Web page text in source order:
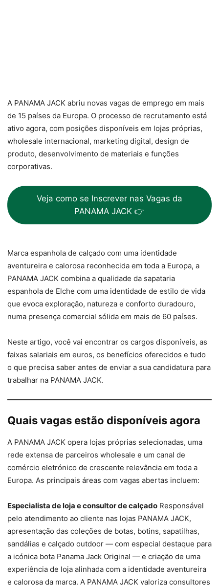
A PANAMA JACK abriu novas vagas de emprego em mais
de 15 países da Europa. O processo de recrutamento está
ativo agora, com posições disponíveis em lojas próprias,
wholesale internacional, marketing digital, design de
produto, desenvolvimento de materiais e funções
corporativas.
Veja como se Inscrever nas Vagas da
PANAMA JACK 👉
Marca espanhola de calçado com uma identidade
aventureira e calorosa reconhecida em toda a Europa, a
PANAMA JACK combina a qualidade da sapataria
espanhola de Elche com uma identidade de estilo de vida
que evoca exploração, natureza e conforto duradouro,
numa presença comercial sólida em mais de 60 países.
Neste artigo, você vai encontrar os cargos disponíveis, as
faixas salariais em euros, os benefícios oferecidos e tudo
o que precisa saber antes de enviar a sua candidatura para
trabalhar na PANAMA JACK.
Quais vagas estão disponíveis agora
A PANAMA JACK opera lojas próprias selecionadas, uma
rede extensa de parceiros wholesale e um canal de
comércio eletrónico de crescente relevância em toda a
Europa. As principais áreas com vagas abertas incluem:
Especialista de loja e consultor de calçado Responsável
pelo atendimento ao cliente nas lojas PANAMA JACK,
apresentação das coleções de botas, botins, sapatilhas,
sandálias e calçado outdoor — com especial destaque para
a icónica bota Panama Jack Original — e criação de uma
experiência de loja alinhada com a identidade aventureira
e calorosa da marca. A PANAMA JACK valoriza consultores